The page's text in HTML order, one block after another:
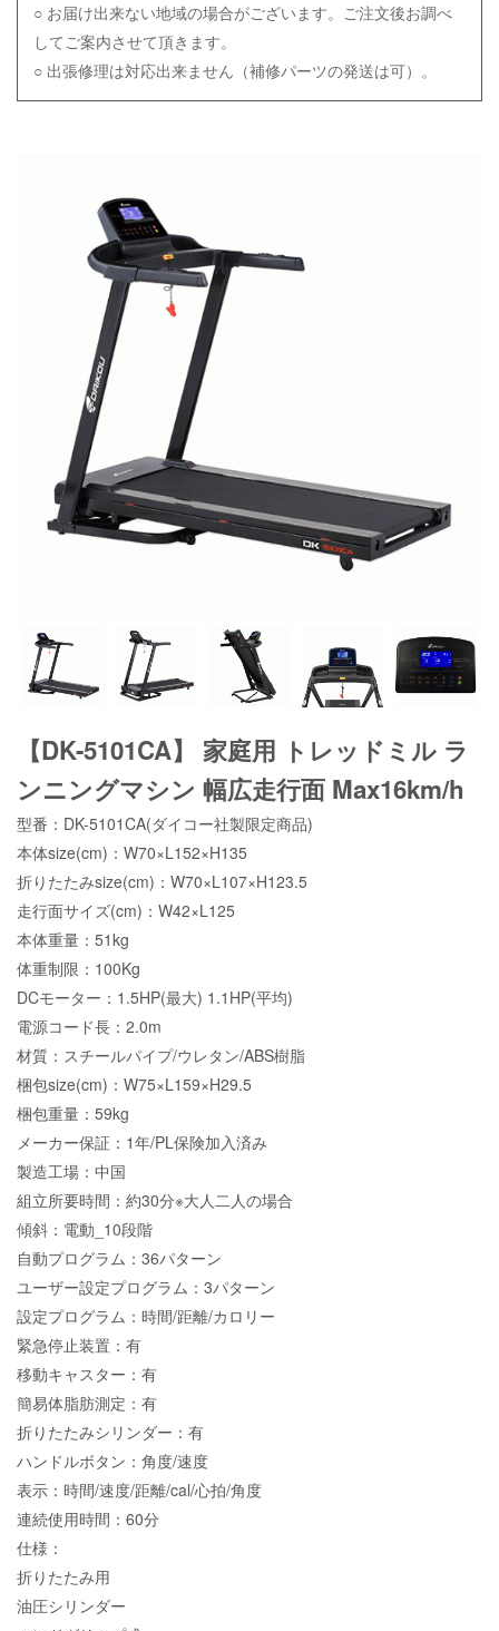
○ お届け出来ない地域の場合がございます。ご注文後お調べ
してご案内させて頂きます。
○ 出張修理は対応出来ません（補修パーツの発送は可）。
【DK-5101CA】 家庭用 トレッドミル ラ
ンニングマシン 幅広走行面 Max16km/h
型番：DK-5101CA(ダイコー社製限定商品)
本体size(cm)：W70×L152×H135
折りたたみsize(cm)：W70×L107×H123.5
走行面サイズ(cm)：W42×L125
本体重量：51kg
体重制限：100Kg
DCモーター：1.5HP(最大) 1.1HP(平均)
電源コード長：2.0m
材質：スチールパイプ/ウレタン/ABS樹脂
梱包size(cm)：W75×L159×H29.5
梱包重量：59kg
メーカー保証：1年/PL保険加入済み
製造工場：中国
組立所要時間：約30分※大人二人の場合
傾斜：電動_10段階
自動プログラム：36パターン
ユーザー設定プログラム：3パターン
設定プログラム：時間/距離/カロリー
緊急停止装置：有
移動キャスター：有
簡易体脂肪測定：有
折りたたみシリンダー：有
ハンドルボタン：角度/速度
表示：時間/速度/距離/cal/心拍/角度
連続使用時間：60分
仕様：
折りたたみ用
油圧シリンダー